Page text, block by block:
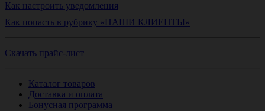
Как настроить уведомления
Как попасть в рубрику «НАШИ КЛИЕНТЫ»
Скачать прайс-лист
Каталог товаров
Доставка и оплата
Бонусная программа